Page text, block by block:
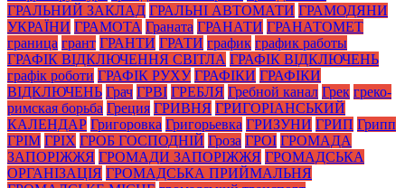
ГРАЛЬНИЙ ЗАКЛАД ГРАЛЬНІ АВТОМАТИ ГРАМОДЯНИ
УКРАЇНИ ГРАМОТА Граната ГРАНАТИ ГРАНАТОМЕТ
граница грант ГРАНТИ ГРАТИ график график работы
ГРАФІК ВІДКЛЮЧЕННЯ СВІТЛА ГРАФІК ВІДКЛЮЧЕНЬ
графік роботи ГРАФІК РУХУ ГРАФІКИ ГРАФІКИ
ВІДКЛЮЧЕНЬ Грач ГРВІ ГРЕБЛЯ Гребной канал Грек греко-
римская борьба Греция ГРИВНЯ ГРИГОРІАНСЬКИЙ
КАЛЕНДАР Григоровка Григорьевка ГРИЗУНИ ГРИП Грипп
ГРІМ ГРІХ ГРОБ ГОСПОДНІЙ Гроза ГРОІ ГРОМАДА
ЗАПОРІЖЖЯ ГРОМАДИ ЗАПОРІЖЖЯ ГРОМАДСЬКА
ОРГАНІЗАЦІЯ ГРОМАДСЬКА ПРИЙМАЛЬНЯ